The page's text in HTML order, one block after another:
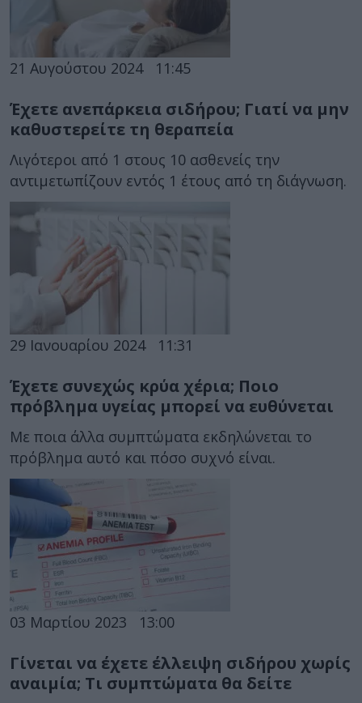
21 Αυγούστου 2024 11:45
Έχετε ανεπάρκεια σιδήρου; Γιατί να μην
καθυστερείτε τη θεραπεία
Λιγότεροι από 1 στους 10 ασθενείς την
αντιμετωπίζουν εντός 1 έτους από τη διάγνωση.
29 Ιανουαρίου 2024 11:31
Έχετε συνεχώς κρύα χέρια; Ποιο
πρόβλημα υγείας μπορεί να ευθύνεται
Με ποια άλλα συμπτώματα εκδηλώνεται το
πρόβλημα αυτό και πόσο συχνό είναι.
03 Μαρτίου 2023 13:00
Γίνεται να έχετε έλλειψη σιδήρου χωρίς
αναιμία; Τι συμπτώματα θα δείτε